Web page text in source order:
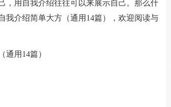
用自我介绍往往可以来展示自己。那么什
我介绍简单大方（通用14篇），欢迎阅读与